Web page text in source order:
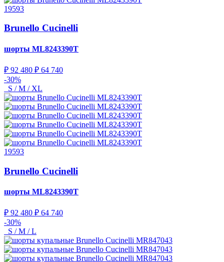
19593
Brunello Cucinelli
шорты ML8243390T
₽ 92 480 ₽ 64 740
-30%
S / M / XL
19593
Brunello Cucinelli
шорты ML8243390T
₽ 92 480 ₽ 64 740
-30%
S / M / L